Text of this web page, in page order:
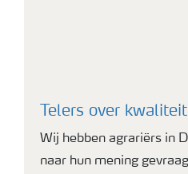
Telers over kwaliteit
Wij hebben agrariërs in
naar hun mening